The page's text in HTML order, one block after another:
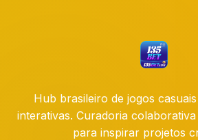
Hub brasileiro de jogos
interativas. Curadoria
para inspirar projetos